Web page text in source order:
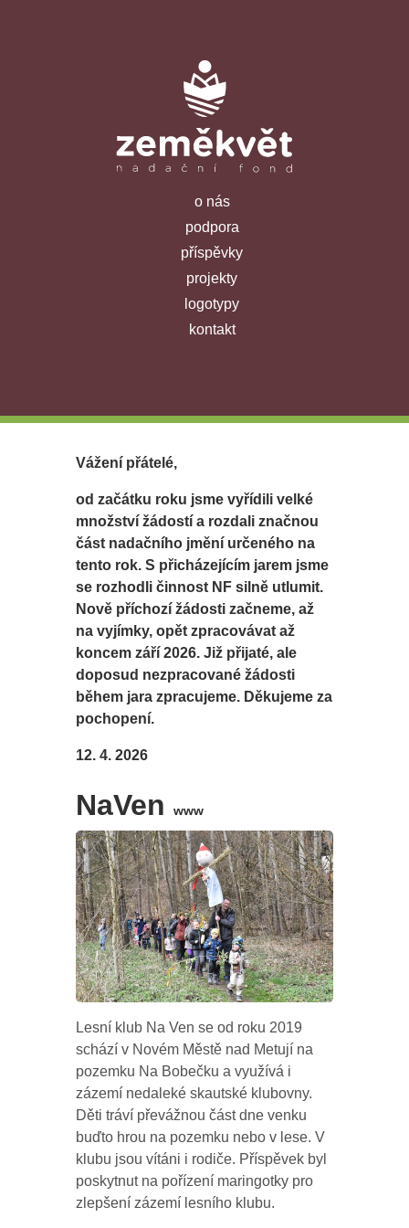
o nás
podpora
příspěvky
projekty
logotypy
kontakt
Vážení přátelé,
od začátku roku jsme vyřídili velké
množství žádostí a rozdali značnou
část nadačního jmění určeného na
tento rok. S přicházejícím jarem jsme
se rozhodli činnost NF silně utlumit.
Nově příchozí žádosti začneme, až
na vyjímky, opět zpracovávat až
koncem září 2026. Již přijaté, ale
doposud nezpracované žádosti
během jara zpracujeme. Děkujeme za
pochopení.
12. 4. 2026
NaVenwww
Lesní klub Na Ven se od roku 2019
schází v Novém Městě nad Metují na
pozemku Na Bobečku a využívá i
zázemí nedaleké skautské klubovny.
Děti tráví převážnou část dne venku
buďto hrou na pozemku nebo v lese. V
klubu jsou vítáni i rodiče. Příspěvek byl
poskytnut na pořízení maringotky pro
zlepšení zázemí lesního klubu.